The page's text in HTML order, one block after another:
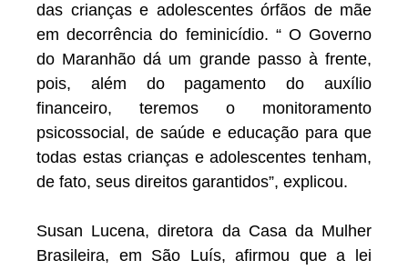
das crianças e adolescentes órfãos de mãe
em decorrência do feminicídio. “ O Governo
do Maranhão dá um grande passo à frente,
pois, além do pagamento do auxílio
financeiro, teremos o monitoramento
psicossocial, de saúde e educação para que
todas estas crianças e adolescentes tenham,
de fato, seus direitos garantidos”, explicou.
Susan Lucena, diretora da Casa da Mulher
Brasileira, em São Luís, afirmou que a lei